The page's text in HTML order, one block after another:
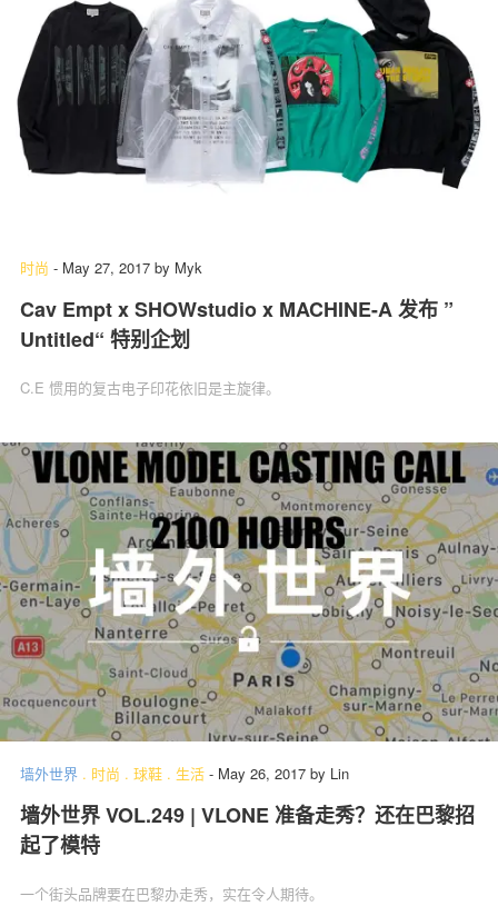
时尚 - May 27, 2017 by Myk
Cav Empt x SHOWstudio x MACHINE-A 发布 ”
Untitled“ 特别企划
C.E 惯用的复古电子印花依旧是主旋律。
墙外世界 . 时尚 . 球鞋 . 生活 - May 26, 2017 by Lin
墙外世界 VOL.249 | VLONE 准备走秀？还在巴黎招
起了模特
一个街头品牌要在巴黎办走秀，实在令人期待。